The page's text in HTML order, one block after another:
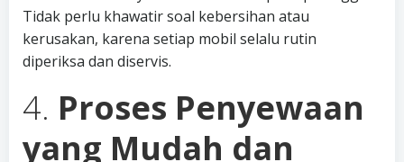
Tidak perlu khawatir soal kebersihan atau
kerusakan, karena setiap mobil selalu rutin
diperiksa dan diservis.
4. Proses Penyewaan
yang Mudah dan